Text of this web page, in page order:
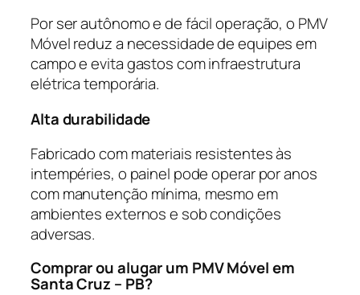
Por ser autônomo e de fácil operação, o PMV
Móvel reduz a necessidade de equipes em
campo e evita gastos com infraestrutura
elétrica temporária.
Alta durabilidade
Fabricado com materiais resistentes às
intempéries, o painel pode operar por anos
com manutenção mínima, mesmo em
ambientes externos e sob condições
adversas.
Comprar ou alugar um PMV Móvel em
Santa Cruz – PB?